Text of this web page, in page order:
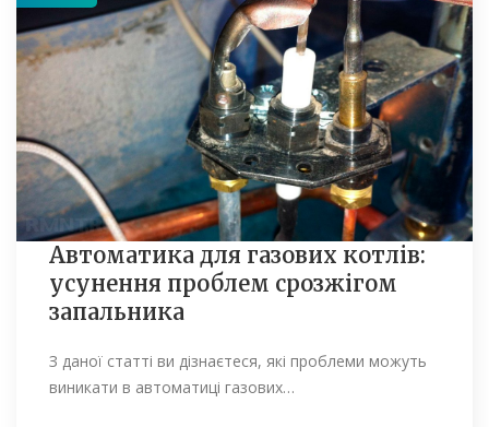
Автоматика для газових котлів:
усунення проблем срозжігом
запальника
З даної статті ви дізнаєтеся, які проблеми можуть
виникати в автоматиці газових…